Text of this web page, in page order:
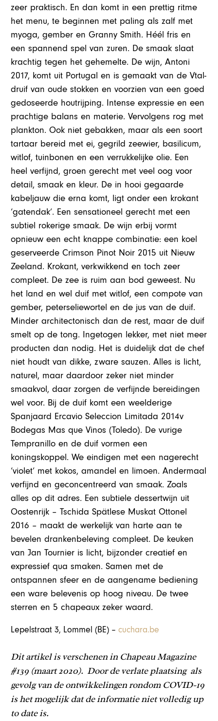
zeer praktisch. En dan komt in een prettig ritme
het menu, te beginnen met paling als zalf met
myoga, gember en Granny Smith. Héél fris en
een spannend spel van zuren. De smaak slaat
krachtig tegen het gehemelte. De wijn, Antoni
2017, komt uit Portugal en is gemaakt van de Vtal-
druif van oude stokken en voorzien van een goed
gedoseerde houtrijping. Intense expressie en een
prachtige balans en materie. Vervolgens rog met
plankton. Ook niet gebakken, maar als een soort
tartaar bereid met ei, gegrild zeewier, basilicum,
witlof, tuinbonen en een verrukkelijke olie. Een
heel verfijnd, groen gerecht met veel oog voor
detail, smaak en kleur. De in hooi gegaarde
kabeljauw die erna komt, ligt onder een krokant
‘gatendak’. Een sensationeel gerecht met een
subtiel rokerige smaak. De wijn erbij vormt
opnieuw een echt knappe combinatie: een koel
geserveerde Crimson Pinot Noir 2015 uit Nieuw
Zeeland. Krokant, verkwikkend en toch zeer
compleet. De zee is ruim aan bod geweest. Nu
het land en wel duif met witlof, een compote van
gember, peterseliewortel en de jus van de duif.
Minder architectonisch dan de rest, maar de duif
smelt op de tong. Ingetogen lekker, met niet meer
producten dan nodig. Het is duidelijk dat de chef
niet houdt van dikke, zware sauzen. Alles is licht,
naturel, maar daardoor zeker niet minder
smaakvol, daar zorgen de verfijnde bereidingen
wel voor. Bij de duif komt een weelderige
Spanjaard Ercavio Seleccion Limitada 2014v
Bodegas Mas que Vinos (Toledo). De vurige
Tempranillo en de duif vormen een
koningskoppel. We eindigen met een nagerecht
‘violet’ met kokos, amandel en limoen. Andermaal
verfijnd en geconcentreerd van smaak. Zoals
alles op dit adres. Een subtiele dessertwijn uit
Oostenrijk – Tschida Spätlese Muskat Ottonel
2016 – maakt de werkelijk van harte aan te
bevelen drankenbeleving compleet. De keuken
van Jan Tournier is licht, bijzonder creatief en
expressief qua smaken. Samen met de
ontspannen sfeer en de aangename bediening
een ware belevenis op hoog niveau. De twee
sterren en 5 chapeaux zeker waard.
Lepelstraat 3, Lommel (BE) –cuchara.be
Dit artikel is verschenen in Chapeau Magazine
#139 (maart 2020). Door de verlate plaatsing als
gevolg van de ontwikkelingen rondom COVID-19
is het mogelijk dat de informatie niet volledig up
to date is.